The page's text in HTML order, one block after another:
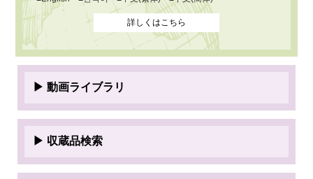
詳しくはこちら
▶ 動画ライブラリ
▶ 収蔵品検索